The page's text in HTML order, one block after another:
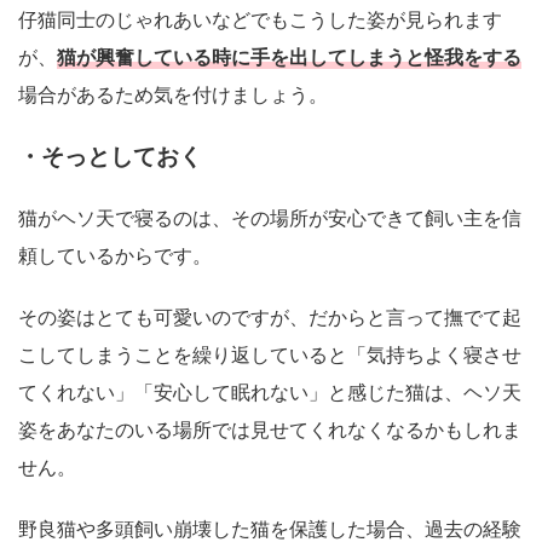
仔猫同士のじゃれあいなどでもこうした姿が見られます
が、 猫が興奮している時に手を出してしまうと怪我をする
場合があるため気を付けましょう。
・そっとしておく
猫がヘソ天で寝るのは、その場所が安心できて飼い主を信
頼しているからです。
その姿はとても可愛いのですが、だからと言って撫でて起
こしてしまうことを繰り返していると「気持ちよく寝させ
てくれない」「安心して眠れない」と感じた猫は、ヘソ天
姿をあなたのいる場所では見せてくれなくなるかもしれま
せん。
野良猫や多頭飼い崩壊した猫を保護した場合、過去の経験